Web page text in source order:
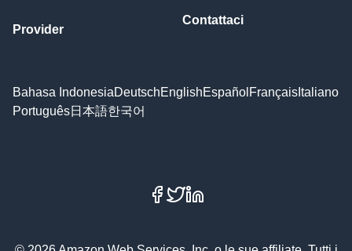
Provider
Contattaci
Bahasa IndonesiaDeutschEnglishEspañol Français Italiano
Português日本語한국어
Facebook
X